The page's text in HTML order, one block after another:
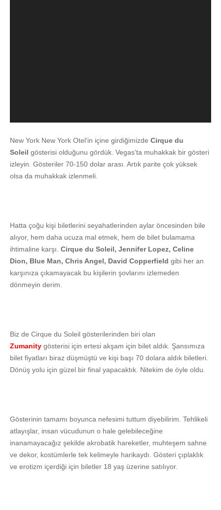
New York New York Otel’in içine girdiğimizde Cirque du
Soleil gösterisi olduğunu gördük. Vegas’ta muhakkak bir gösteri
izleyin. Gösteriler 70-150 dolar arası. Artık parite çok yüksek
olsa da muhakkak izlenmeli.
Hatta çoğu kişi biletlerini seyahatlerinden aylar öncesinden bile
alıyor, hem daha ucuza mal etmek, hem de bilet bulamama
ihtimaline karşı. Cirque du Soleil, Jennifer Lopez, Celine
Dion, Blue Man, Chris Angel, David Copperfield gibi her an
karşınıza çıkamayacak bu kişilerin şovlarını izlemeden
dönmeyin derim.
Biz de Cirque du Soleil gösterilerinden biri olan
Zumanity gösterisi için ertesi akşam için bilet aldık. Şansımıza
bilet fiyatları biraz düşmüştü ve kişi başı 70 dolara aldık biletleri.
Dönüş yolu için güzel bir final yapacaktık. Nitekim de öyle oldu.
Gösterinin tamamı boyunca nefesimi tuttum diyebilirim. Tehlikeli
atlayışlar, insan vücudunun o hale gelebileceğine
inanamayacağız şekilde akrobatik hareketler, muhteşem sahne
ve dekor, kostümlerle tek kelimeyle harikaydı. Gösteri çıplaklık
ve erotizm içerdiği için biletler 18 yaş üzerine satılıyor.